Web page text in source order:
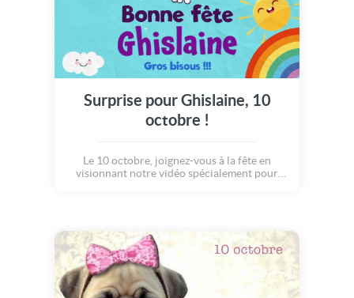
Surprise pour Ghislaine, 10
octobre !
Le 10 octobre, joignez-vous à la fête en
visionnant notre vidéo spécialement pour